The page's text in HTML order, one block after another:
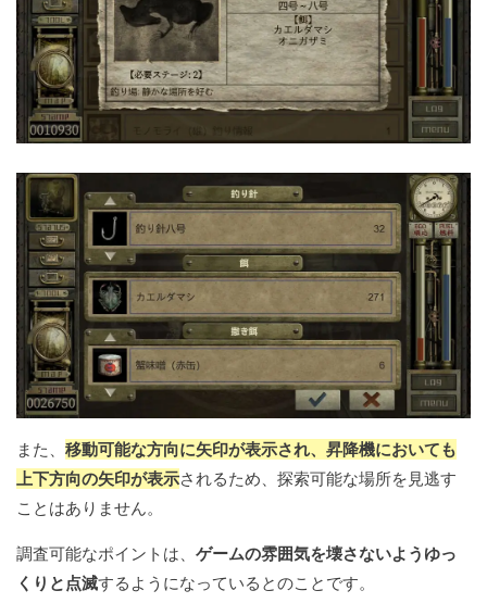
また、 移動可能な方向に矢印が表示され、昇降機においても
上下方向の矢印が表示されるため、探索可能な場所を見逃す
ことはありません。
調査可能なポイントは、 ゲームの雰囲気を壊さないようゆっ
くりと点滅するようになっているとのことです。